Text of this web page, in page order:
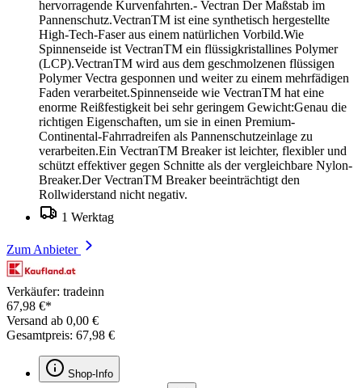
hervorragende Kurvenfahrten.- Vectran Der Maßstab im
Pannenschutz.VectranTM ist eine synthetisch hergestellte
High-Tech-Faser aus einem natürlichen Vorbild.Wie
Spinnenseide ist VectranTM ein flüssigkristallines Polymer
(LCP).VectranTM wird aus dem geschmolzenen flüssigen
Polymer Vectra gesponnen und weiter zu einem mehrfädigen
Faden verarbeitet.Spinnenseide wie VectranTM hat eine
enorme Reißfestigkeit bei sehr geringem Gewicht:Genau die
richtigen Eigenschaften, um sie in einen Premium-
Continental-Fahrradreifen als Pannenschutzeinlage zu
verarbeiten.Ein VectranTM Breaker ist leichter, flexibler und
schützt effektiver gegen Schnitte als der vergleichbare Nylon-
Breaker.Der VectranTM Breaker beeinträchtigt den
Rollwiderstand nicht negativ.
1 Werktag
Zum Anbieter
Verkäufer: tradeinn
67,98 €*
Versand ab 0,00 €
Gesamtpreis: 67,98 €
Shop-Info